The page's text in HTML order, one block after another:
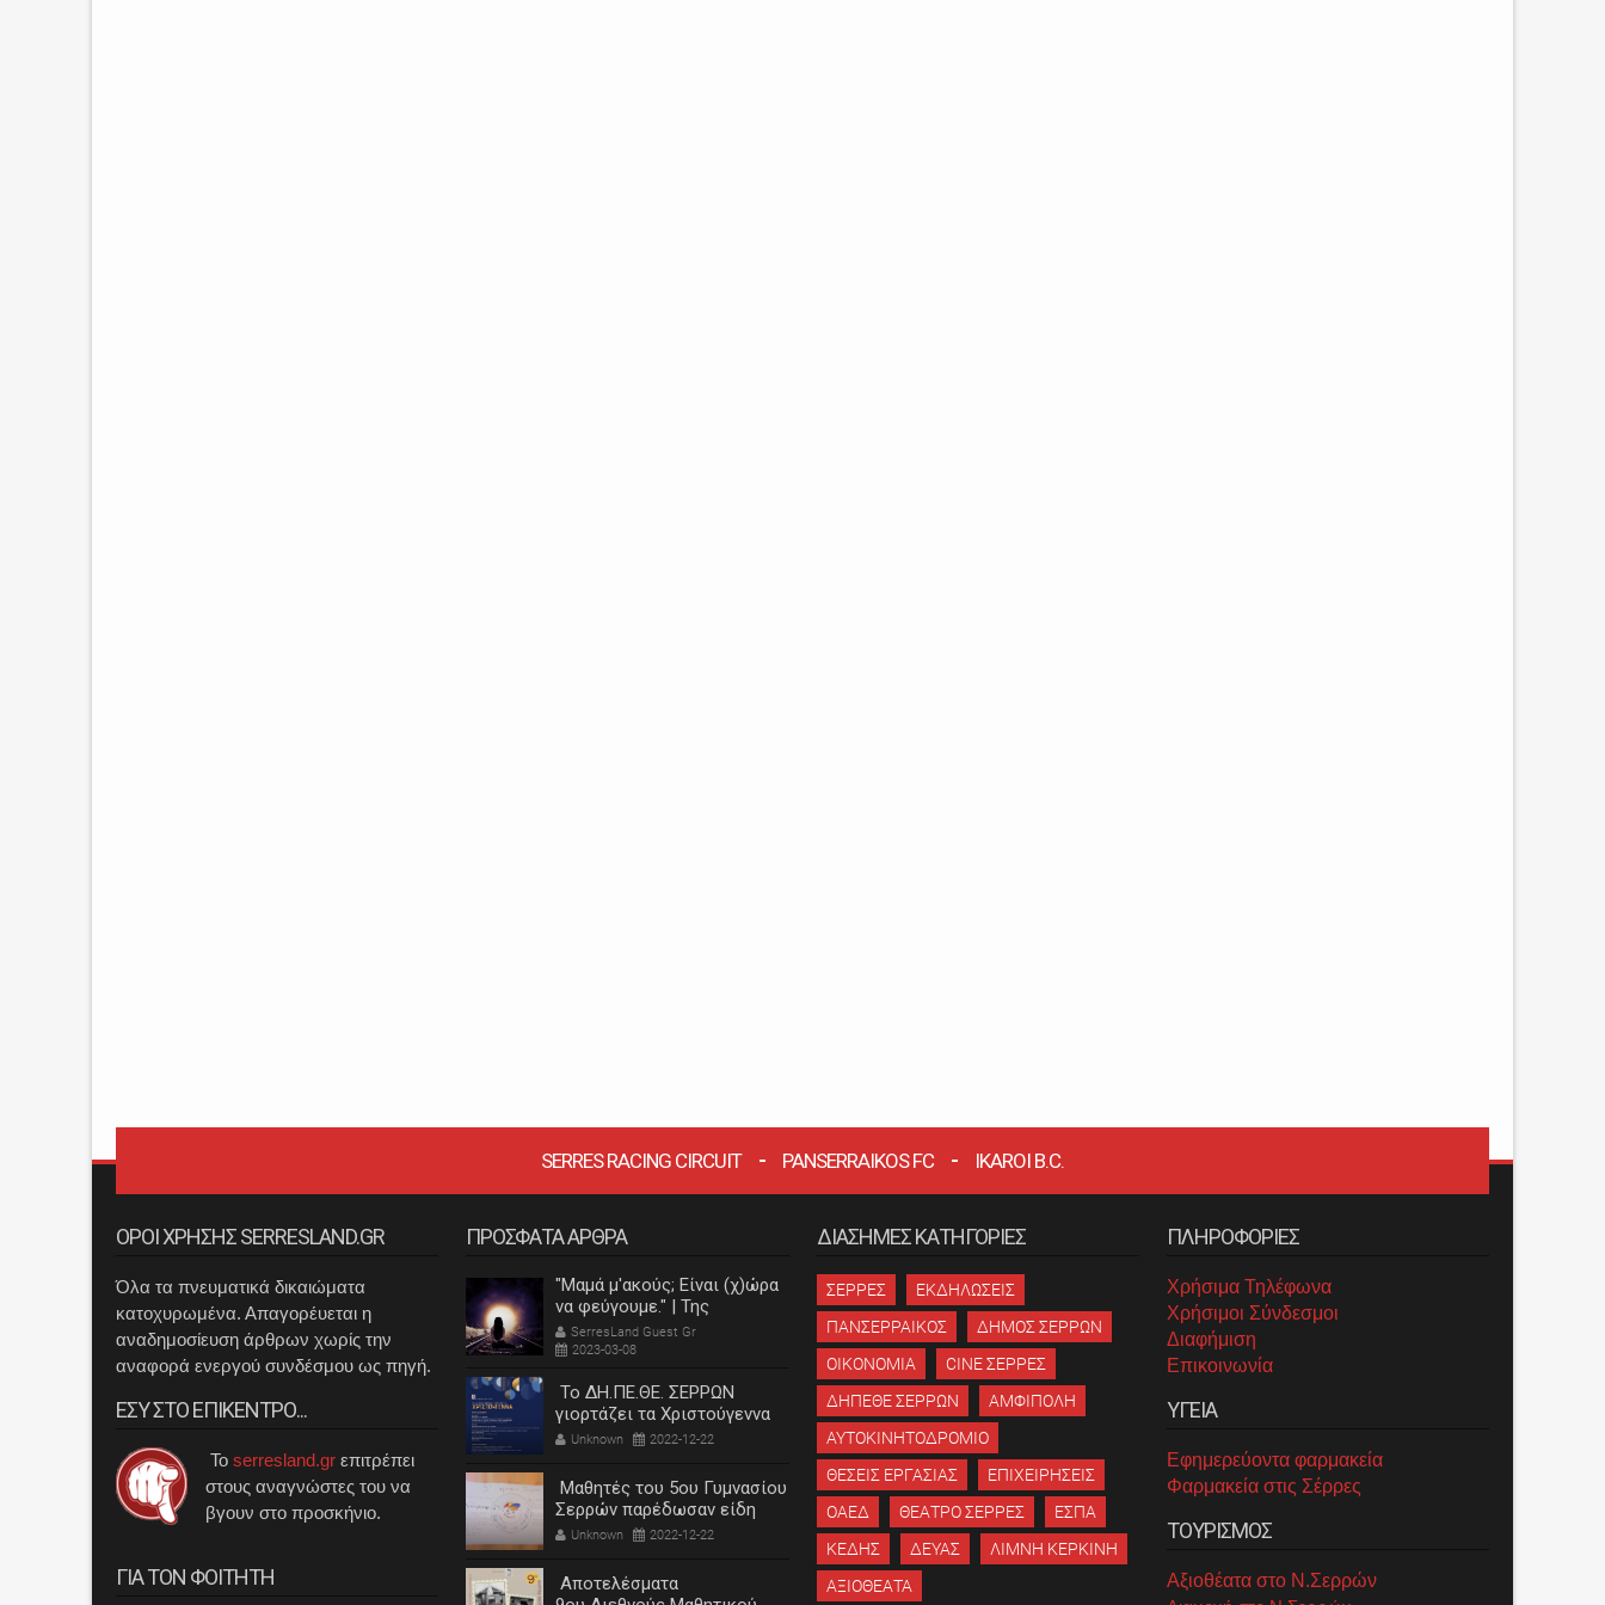
SERRES RACING CIRCUIT PANSERRAIKOS FC IKAROI B.C.
ΟΡΟΙ ΧΡΗΣΗΣ SERRESLAND.GR
Όλα τα πνευματικά δικαιώματα
κατοχυρωμένα. Απαγορέυεται η
αναδημοσίευση άρθρων χωρίς την
αναφορά ενεργού συνδέσμου ως πηγή.
ΕΣΥ ΣΤΟ ΕΠΙΚΕΝΤΡΟ...
Το serresland.gr επιτρέπει
στους αναγνώστες του να
βγουν στο προσκήνιο.
ΓΙΑ ΤΟΝ ΦΟΙΤΗΤΗ
ΠΡΟΣΦΑΤΑ ΑΡΘΡΑ
"Μαμά μ'ακούς; Είναι (χ)ώρα
να φεύγουμε." | Της
Κατερίνας Λεβαντή
SerresLand Guest Gr
2023-03-08
Το ΔΗ.ΠΕ.ΘΕ. ΣΕΡΡΩΝ
γιορτάζει τα Χριστούγεννα
Unknown 2022-12-22
Μαθητές του 5ου Γυμνασίου
Σερρών παρέδωσαν είδη
πρώτης ανάγκης στο
Unknown 2022-12-22
Αποτελέσματα
ΔΙΑΣΗΜΕΣ ΚΑΤΗΓΟΡΙΕΣ
ΣΕΡΡΕΣ
ΕΚΔΗΛΩΣΕΙΣ
ΠΑΝΣΕΡΡΑΙΚΟΣ
ΔΗΜΟΣ ΣΕΡΡΩΝ
ΟΙΚΟΝΟΜΙΑ
CINE ΣΕΡΡΕΣ
ΔΗΠΕΘΕ ΣΕΡΡΩΝ
ΑΜΦΙΠΟΛΗ
ΑΥΤΟΚΙΝΗΤΟΔΡΟΜΙΟ
ΘΕΣΕΙΣ ΕΡΓΑΣΙΑΣ
ΕΠΙΧΕΙΡΗΣΕΙΣ
ΟΑΕΔ
ΘΕΑΤΡΟ ΣΕΡΡΕΣ
ΕΣΠΑ
ΚΕΔΗΣ
ΔΕΥΑΣ
ΛΙΜΝΗ ΚΕΡΚΙΝΗ
ΑΞΙΟΘΕΑΤΑ
ΠΛΗΡΟΦΟΡΙΕΣ
Χρήσιμα Τηλέφωνα
Χρήσιμοι Σύνδεσμοι
Διαφήμιση
Επικοινωνία
ΥΓΕΙΑ
Εφημερεύοντα φαρμακεία
Φαρμακεία στις Σέρρες
ΤΟΥΡΙΣΜΟΣ
Αξιοθέατα στο Ν.Σερρών